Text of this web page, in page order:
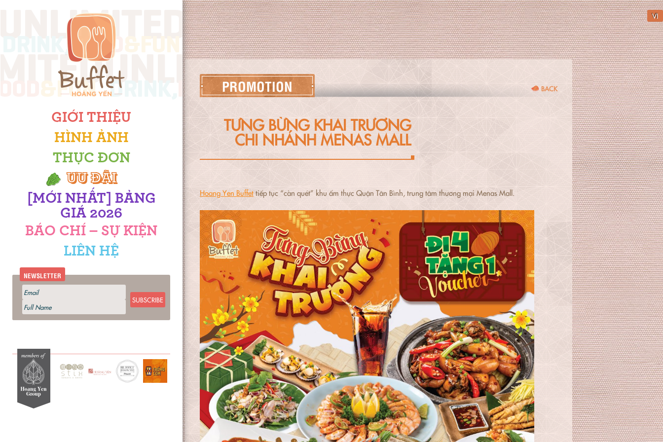
GIỚI THIỆU
HÌNH ẢNH
THỰC ĐƠN
ƯU ĐÃI
[MỚI NHẤT] BẢNG
GIÁ 2026
BÁO CHÍ – SỰ KIỆN
LIÊN HỆ
NEWSLETTER
SUBSCRIBE
VI
PROMOTION BACK
TƯNG BỪNG KHAI TRƯƠNG
CHI NHÁNH MENAS MALL
Hoang Yen Buffettiếp tục “càn quét” khu ẩm thực Quận Tân Bình, trung tâm thương mại Menas Mall.